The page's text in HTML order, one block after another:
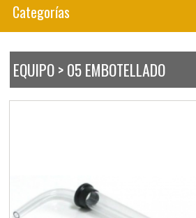
Categorías
EQUIPO > 05 EMBOTELLADO